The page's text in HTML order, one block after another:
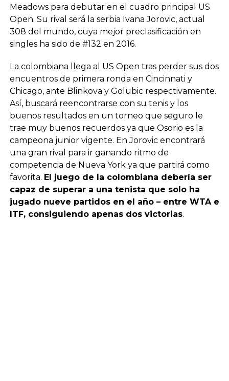
Meadows para debutar en el cuadro principal US
Open. Su rival será la serbia Ivana Jorovic, actual
308 del mundo, cuya mejor preclasificación en
singles ha sido de #132 en 2016.
La colombiana llega al US Open tras perder sus dos
encuentros de primera ronda en Cincinnati y
Chicago, ante Blinkova y Golubic respectivamente.
Así, buscará reencontrarse con su tenis y los
buenos resultados en un torneo que seguro le
trae muy buenos recuerdos ya que Osorio es la
campeona junior vigente. En Jorovic encontrará
una gran rival para ir ganando ritmo de
competencia de Nueva York ya que partirá como
favorita. El juego de la colombiana debería ser
capaz de superar a una tenista que solo ha
jugado nueve partidos en el año – entre WTA e
ITF, consiguiendo apenas dos victorias.